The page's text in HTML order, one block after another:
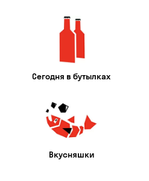
Сегодня в бутылках
Вкусняшки